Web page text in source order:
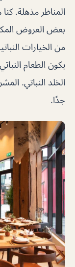
المناظر مذهلة.
بعض العروض
من الخيارات
يكون الطعام
الخلد النباتي.
جدًا.